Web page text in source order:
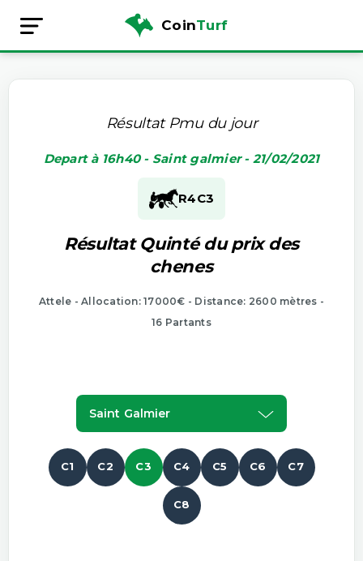
CoinTurf
Résultat Pmu du jour
Depart à 16h40 - Saint galmier - 21/02/2021
R4C3
Résultat Quinté du prix des
chenes
Attele - Allocation: 17000€ - Distance: 2600 mètres -
16 Partants
Saint Galmier
C1 C2 C3 C4 C5 C6 C7
C8